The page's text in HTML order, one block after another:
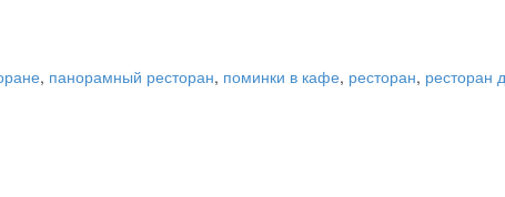
, панорамный ресторан, поминки в кафе, ресторан, ресторан